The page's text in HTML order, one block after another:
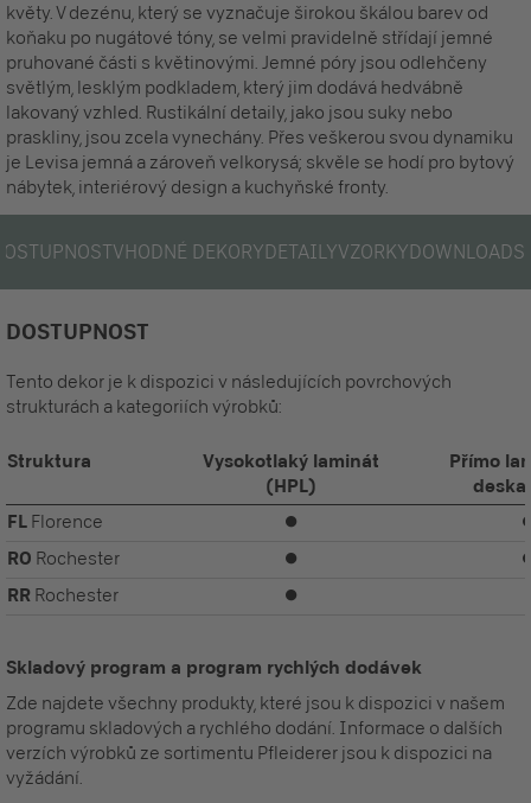
květy. V dezénu, který se vyznačuje širokou škálou barev od
koňaku po nugátové tóny, se velmi pravidelně střídají jemné
pruhované části s květinovými. Jemné póry jsou odlehčeny
světlým, lesklým podkladem, který jim dodává hedvábně
lakovaný vzhled. Rustikální detaily, jako jsou suky nebo
praskliny, jsou zcela vynechány. Přes veškerou svou dynamiku
je Levisa jemná a zároveň velkorysá; skvěle se hodí pro bytový
nábytek, interiérový design a kuchyňské fronty.
VHODNÉ DEKORYDETAILYVZORKYDOWNLOADS
DOSTUPNOST
Tento dekor je k dispozici v následujících povrchových
strukturách a kategoriích výrobků:
Struktura
Vysokotlaký laminát
(HPL)
Přímo
deska
FL Florence ⏺
RO Rochester ⏺
RR Rochester ⏺
Skladový program a program rychlých dodávek
Zde najdete všechny produkty, které jsou k dispozici v našem
programu skladových a rychlého dodání. Informace o dalších
verzích výrobků ze sortimentu Pfleiderer jsou k dispozici na
vyžádání.